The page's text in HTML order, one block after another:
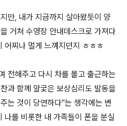
만, 내가 지금까지 살아왔듯이 양
거쳐 수영장 안내데스크로 가져다
어찌나 멀게 느껴지던지 ㅎㅎㅎ
전해주고 다시 차를 몰고 출근하는
과 함께 얄궃은 보상심리도 발동을
는 것이 당연하다"는 생각에는 변
나를 비롯한 내 가족들이 폰을 분실